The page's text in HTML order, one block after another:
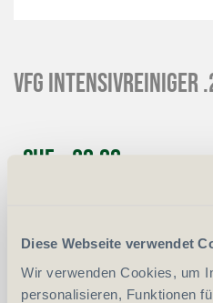
Diese Webseite verwendet
Wir verwenden Cookies, um
personalisieren, Funktionen
VFG Intensivreiniger
CHF 20.00
vergleichen